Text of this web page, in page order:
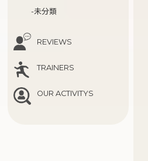
-未分類
REVIEWS
TRAINERS
OUR ACTIVITYS